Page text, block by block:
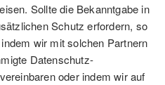
Sollte die Bekanntgabe in
Schutz erfordern, so
wir mit solchen Partnern
Datenschutz-
oder indem wir auf